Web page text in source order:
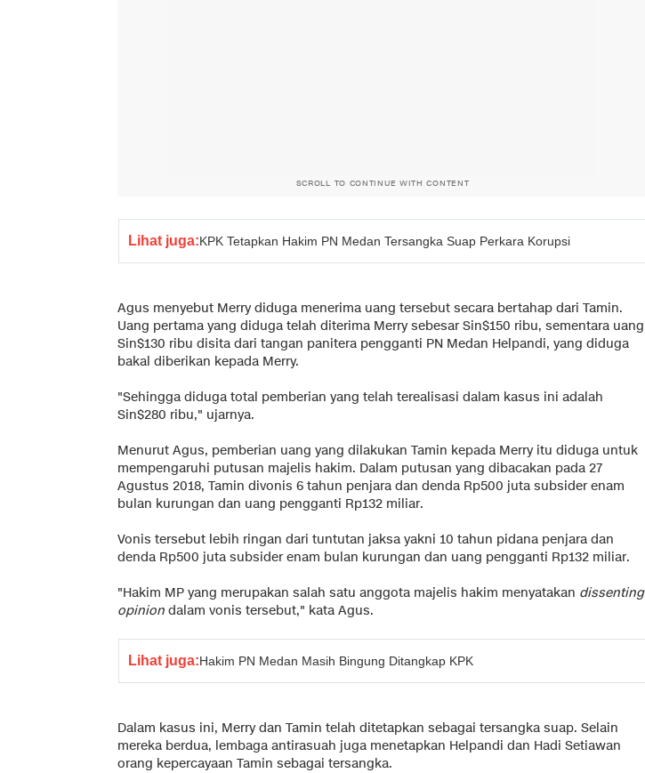
SCROLL TO CONTINUE WITH CONTENT
Lihat juga:KPK Tetapkan Hakim PN Medan Tersangka Suap Perkara Korupsi
Agus menyebut Merry diduga menerima uang tersebut secara bertahap dari Tamin.
Uang pertama yang diduga telah diterima Merry sebesar Sin$150 ribu, sementara uang
Sin$130 ribu disita dari tangan panitera pengganti PN Medan Helpandi, yang diduga
bakal diberikan kepada Merry.
"Sehingga diduga total pemberian yang telah terealisasi dalam kasus ini adalah
Sin$280 ribu," ujarnya.
Menurut Agus, pemberian uang yang dilakukan Tamin kepada Merry itu diduga untuk
mempengaruhi putusan majelis hakim. Dalam putusan yang dibacakan pada 27
Agustus 2018, Tamin divonis 6 tahun penjara dan denda Rp500 juta subsider enam
bulan kurungan dan uang pengganti Rp132 miliar.
Vonis tersebut lebih ringan dari tuntutan jaksa yakni 10 tahun pidana penjara dan
denda Rp500 juta subsider enam bulan kurungan dan uang pengganti Rp132 miliar.
"Hakim MP yang merupakan salah satu anggota majelis hakim menyatakan dissenting
opinion dalam vonis tersebut," kata Agus.
Lihat juga:Hakim PN Medan Masih Bingung Ditangkap KPK
Dalam kasus ini, Merry dan Tamin telah ditetapkan sebagai tersangka suap. Selain
mereka berdua, lembaga antirasuah juga menetapkan Helpandi dan Hadi Setiawan
orang kepercayaan Tamin sebagai tersangka.